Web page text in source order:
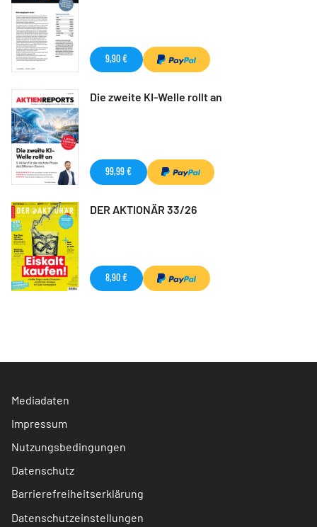
9,90 €
Die zweite KI-Welle rollt an
99,99 €
DER AKTIONÄR 33/26
8,90 €
Mediadaten
Impressum
Nutzungsbedingungen
Datenschutz
Barrierefreiheitserklärung
Datenschutzeinstellungen